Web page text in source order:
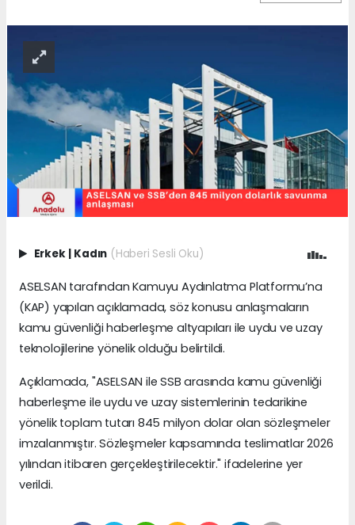
Erkek | Kadın (Haberi Sesli Oku)
ASELSAN tarafından Kamuyu Aydınlatma Platformu’na
(KAP) yapılan açıklamada, söz konusu anlaşmaların
kamu güvenliği haberleşme altyapıları ile uydu ve uzay
teknolojilerine yönelik olduğu belirtildi.
Açıklamada, "ASELSAN ile SSB arasında kamu güvenliği
haberleşme ile uydu ve uzay sistemlerinin tedarikine
yönelik toplam tutarı 845 milyon dolar olan sözleşmeler
imzalanmıştır. Sözleşmeler kapsamında teslimatlar 2026
yılından itibaren gerçekleştirilecektir." ifadelerine yer
verildi.